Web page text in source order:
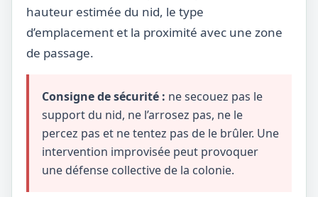
hauteur estimée du nid, le type
d’emplacement et la proximité avec une zone
de passage.
Consigne de sécurité : ne secouez pas le
support du nid, ne l’arrosez pas, ne le
percez pas et ne tentez pas de le brûler. Une
intervention improvisée peut provoquer
une défense collective de la colonie.